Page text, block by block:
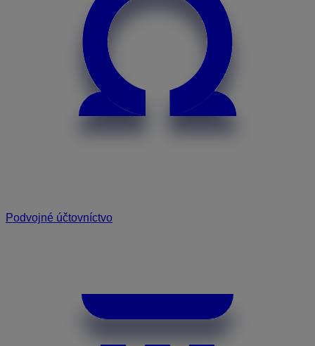
Podvojné účtovníctvo